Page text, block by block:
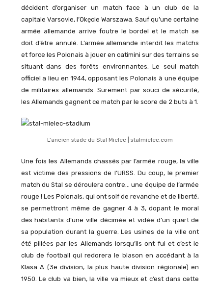
décident d’organiser un match face à un club de la
capitale Varsovie, l’Okęcie Warszawa. Sauf qu’une certaine
armée allemande arrive foutre le bordel et le match se
doit d’être annulé. L’armée allemande interdit les matchs
et force les Polonais à jouer en catimini sur des terrains se
situant dans des forêts environnantes. Le seul match
officiel a lieu en 1944, opposant les Polonais à une équipe
de militaires allemands. Surement par souci de sécurité,
les Allemands gagnent ce match par le score de 2 buts à 1.
L’ancien stade du Stal Mielec | stalmielec.com
Une fois les Allemands chassés par l’armée rouge, la ville
est victime des pressions de l’URSS. Du coup, le premier
match du Stal se déroulera contre… une équipe de l’armée
rouge ! Les Polonais, qui ont soif de revanche et de liberté,
se permettront même de gagner 4 à 3, dopant le moral
des habitants d’une ville décimée et vidée d’un quart de
sa population durant la guerre. Les usines de la ville ont
été pillées par les Allemands lorsqu’ils ont fui et c’est le
club de football qui redorera le blason en accédant à la
Klasa A (3e division, la plus haute division régionale) en
1950. Le club va bien, la ville va mieux et c’est dans cette